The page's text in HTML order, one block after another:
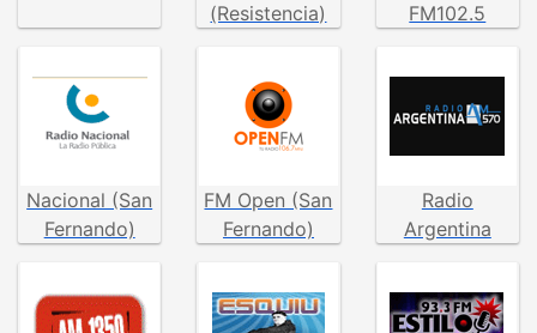
(Resistencia)
FM102.5
Nacional (San
Fernando)
FM Open (San
Fernando)
Radio
Argentina